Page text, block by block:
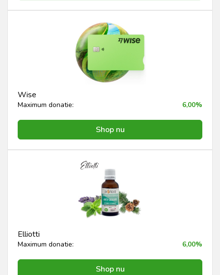
Wise
Maximum donatie: 6,00%
Shop nu
Elliotti
Maximum donatie: 6,00%
Shop nu